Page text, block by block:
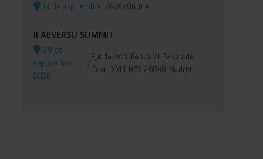
14 de septiembre, 2026/Online
II AEVERSU SUMMIT
29 de
septiembre,
2026
/
Fundación Pablo VI Paseo de
Juan XXIII Nº3 28040 Madrid